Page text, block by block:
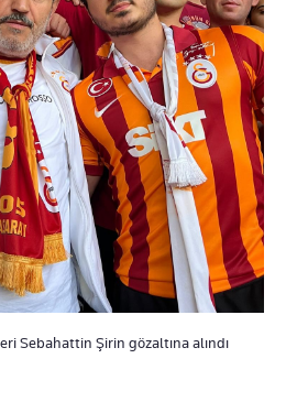
Sebahattin Şirin gözaltına alındı